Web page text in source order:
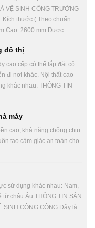
VỆ SINH CÔNG TRƯỜNG
Kích thước ( Theo chuẩn
Cao: 2600 mm Được…
đô thị
cao cấp có thể lắp đặt cố
đi nơi khác. Nội thất cao
khác nhau. THÔNG TIN
máy
cao, khả năng chống chịu
tạo cảm giác an toàn cho
sử dụng khác nhau: Nam,
châu Âu THÔNG TIN SẢN
SINH CÔNG CỘNG Đây là